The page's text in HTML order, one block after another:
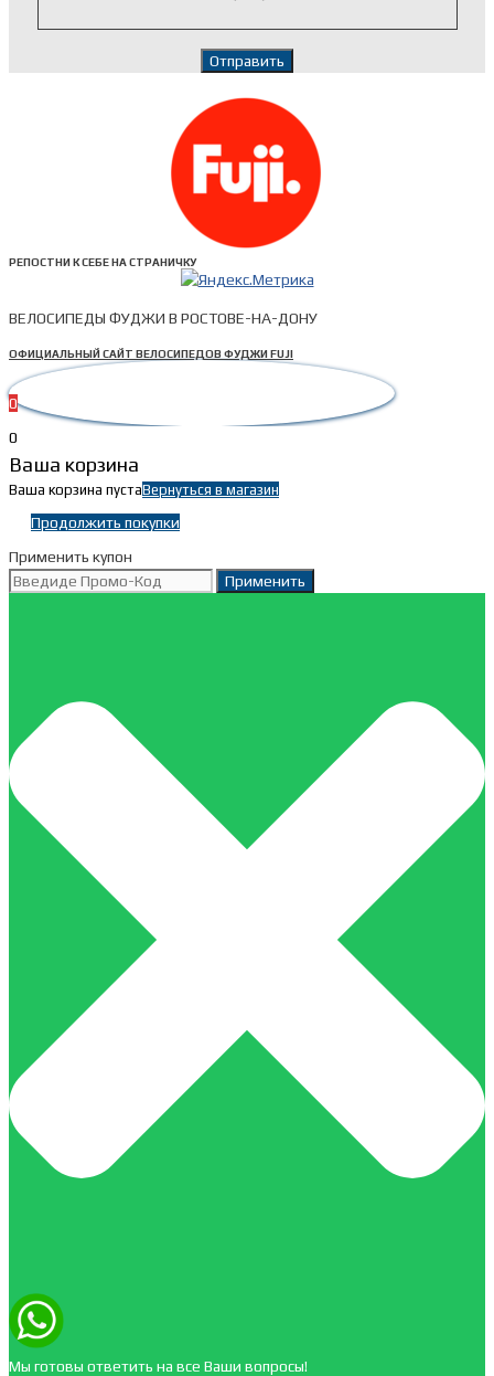
РЕПОСТНИ К СЕБЕ НА СТРАНИЧКУ
ВЕЛОСИПЕДЫ ФУДЖИ В РОСТОВЕ-НА-ДОНУ
ОФИЦИАЛЬНЫЙ САЙТ ВЕЛОСИПЕДОВ ФУДЖИ FUJI
0
0
Ваша корзина
Ваша корзина пустаВернуться в магазин
Продолжить покупки
Применить купон
Применить
Мы готовы ответить на все Ваши вопросы!